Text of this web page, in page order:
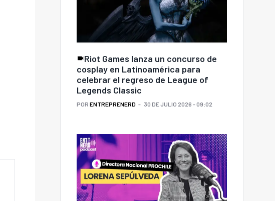
Riot Games lanza un concurso de
cosplay en Latinoamérica para
celebrar el regreso de League of
Legends Classic
POR ENTREPRENERD 30 DE JULIO 2026 - 09:02